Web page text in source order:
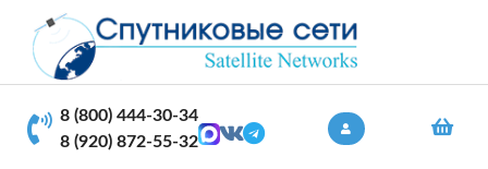
8 (800) 444-30-34
8 (920) 872-55-32